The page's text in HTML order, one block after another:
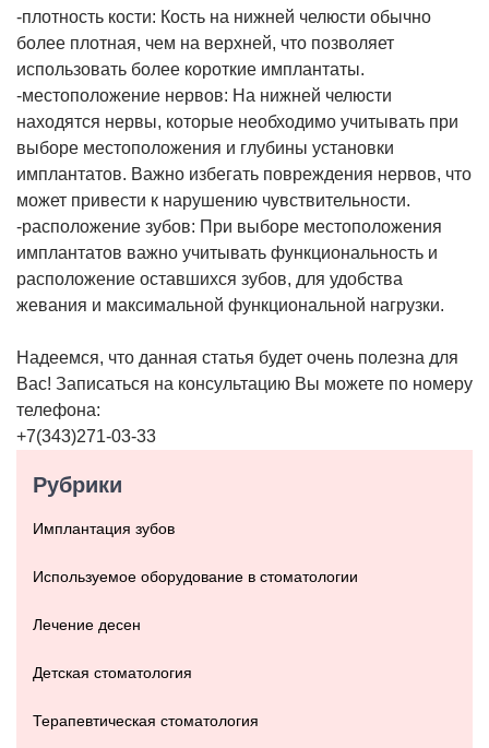
-плотность кости: Кость на нижней челюсти обычно
более плотная, чем на верхней, что позволяет
использовать более короткие имплантаты.
-местоположение нервов: На нижней челюсти
находятся нервы, которые необходимо учитывать при
выборе местоположения и глубины установки
имплантатов. Важно избегать повреждения нервов, что
может привести к нарушению чувствительности.
-расположение зубов: При выборе местоположения
имплантатов важно учитывать функциональность и
расположение оставшихся зубов, для удобства
жевания и максимальной функциональной нагрузки.
Надеемся, что данная статья будет очень полезна для
Вас! Записаться на консультацию Вы можете по номеру
телефона:
+7(343)271-03-33
Рубрики
Имплантация зубов
Используемое оборудование в стоматологии
Лечение десен
Детская стоматология
Терапевтическая стоматология